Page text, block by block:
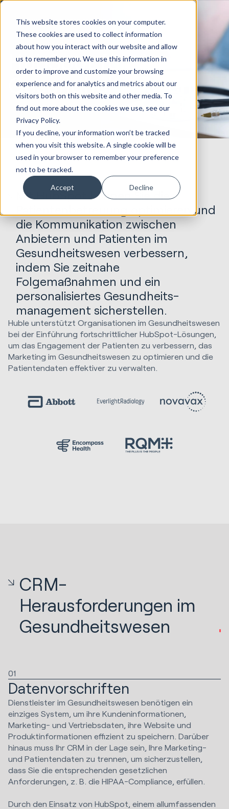
This website stores cookies on your computer.
These cookies are used to collect information
about how you interact with our website and allow
us to remember you. We use this information in
order to improve and customize your browsing
experience and for analytics and metrics about our
visitors both on this website and other media. To
find out more about the cookies we use, see our
Privacy Policy.
If you decline, your information won’t be tracked
when you visit this website. A single cookie will be
used in your browser to remember your preference
not to be tracked.
Accept Decline
HubSpot für das
Gesundheitswesen
Mit HubSpot können Sie die
Patientenbetreuung optimieren und
die Kommunikation zwischen
Anbietern und Patienten im
Gesundheitswesen verbessern,
indem Sie zeitnahe
Folgemaßnahmen und ein
personalisiertes Gesundheits-
management sicherstellen.
Huble unterstützt Organisationen im Gesundheitswesen
bei der Einführung fortschrittlicher HubSpot-Lösungen,
um das Engagement der Patienten zu verbessern, das
Marketing im Gesundheitswesen zu optimieren und die
Patientendaten effektiver zu verwalten.
CRM-
Herausforderungen im
Gesundheitswesen
01
Datenvorschriften
Dienstleister im Gesundheitswesen benötigen ein
einziges System, um ihre Kundeninformationen,
Marketing- und Vertriebsdaten, ihre Website und
Produktinformationen effizient zu speichern. Darüber
hinaus muss Ihr CRM in der Lage sein, Ihre Marketing-
und Patientendaten zu trennen, um sicherzustellen,
dass Sie die entsprechenden gesetzlichen
Anforderungen, z. B. die HIPAA-Compliance, erfüllen.
Durch den Einsatz von HubSpot, einem allumfassenden